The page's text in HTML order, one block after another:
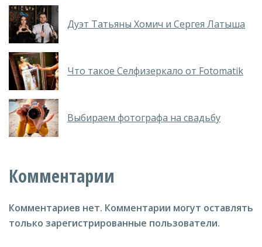
Дуэт Татьяны Хомич и Сергея Латыша
Что такое Селфизеркало от Fotomatik
Выбираем фотографа на свадьбу
Комментарии
Комментариев нет. Комментарии могут оставлять
только зарегистрированные пользователи.